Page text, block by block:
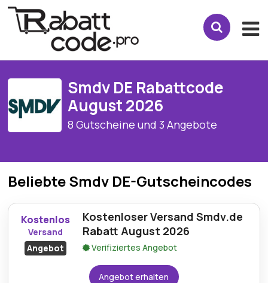
Smdv DE Rabattcode
August 2026
8 Gutscheine und 3 Angebote
Beliebte Smdv DE-Gutscheincodes
Kostenlos
Versand
Angebot
Kostenloser Versand Smdv.de
Rabatt August 2026
Verifiziertes Angebot
Angebot erhalten